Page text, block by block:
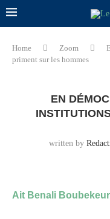
Home Zoom
priment sur les hommes
EN
written by
Ait Benali Boubekeur